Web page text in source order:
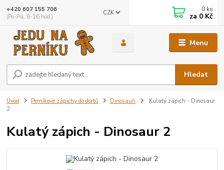
Menu
CZK
Hledat
+420 607 155 706
(Po-Pá, 8-16 hod.)
0 ks
za 0 Kč
Úvod Perníkové zápichy do dortů Dinosauři
Kulatý zápich - Dinosaur
2
Kulatý zápich - Dinosaur 2